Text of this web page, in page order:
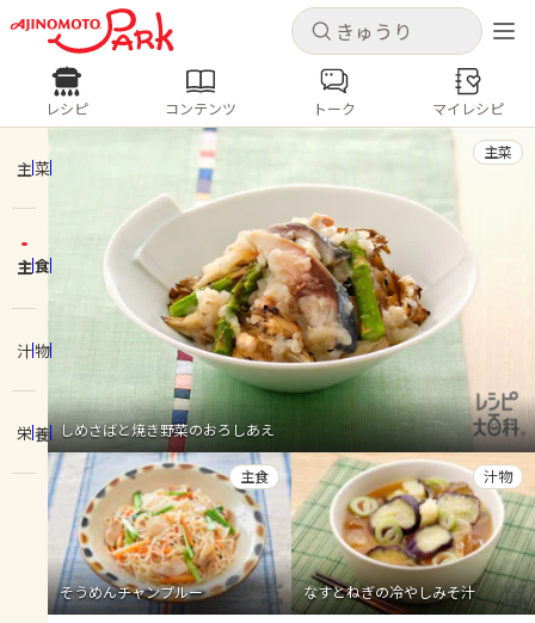
キャンセル
ログインするとレシピを保存できます
ログイン
ホーム
コンテンツ
レシピ
トーク
よくあるお問い合わせ
お買い物
キャンセル
レシピ コンテンツ
人気の食材・レシピ
きゅうり なす トマト
とうもろこし
ピーマン
みょうが ゴーヤ
レシピ コンテンツ トーク マイレシピ
主菜
主食
汁物
栄養 しめさばと焼き野菜のおろしあえ
主菜
そうめんチャンプルー
主食
なすとねぎの冷やしみそ汁
汁物